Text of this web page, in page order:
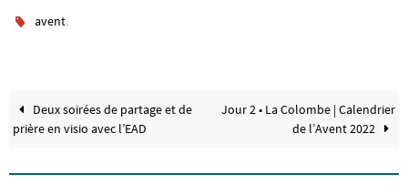
avent.
Deux soirées de partage et de
prière en visio avec l’EAD
Jour 2 • La Colombe | Calendrier
de l’Avent 2022